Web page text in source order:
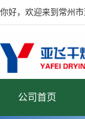
你好，欢迎来到常州
公司首页